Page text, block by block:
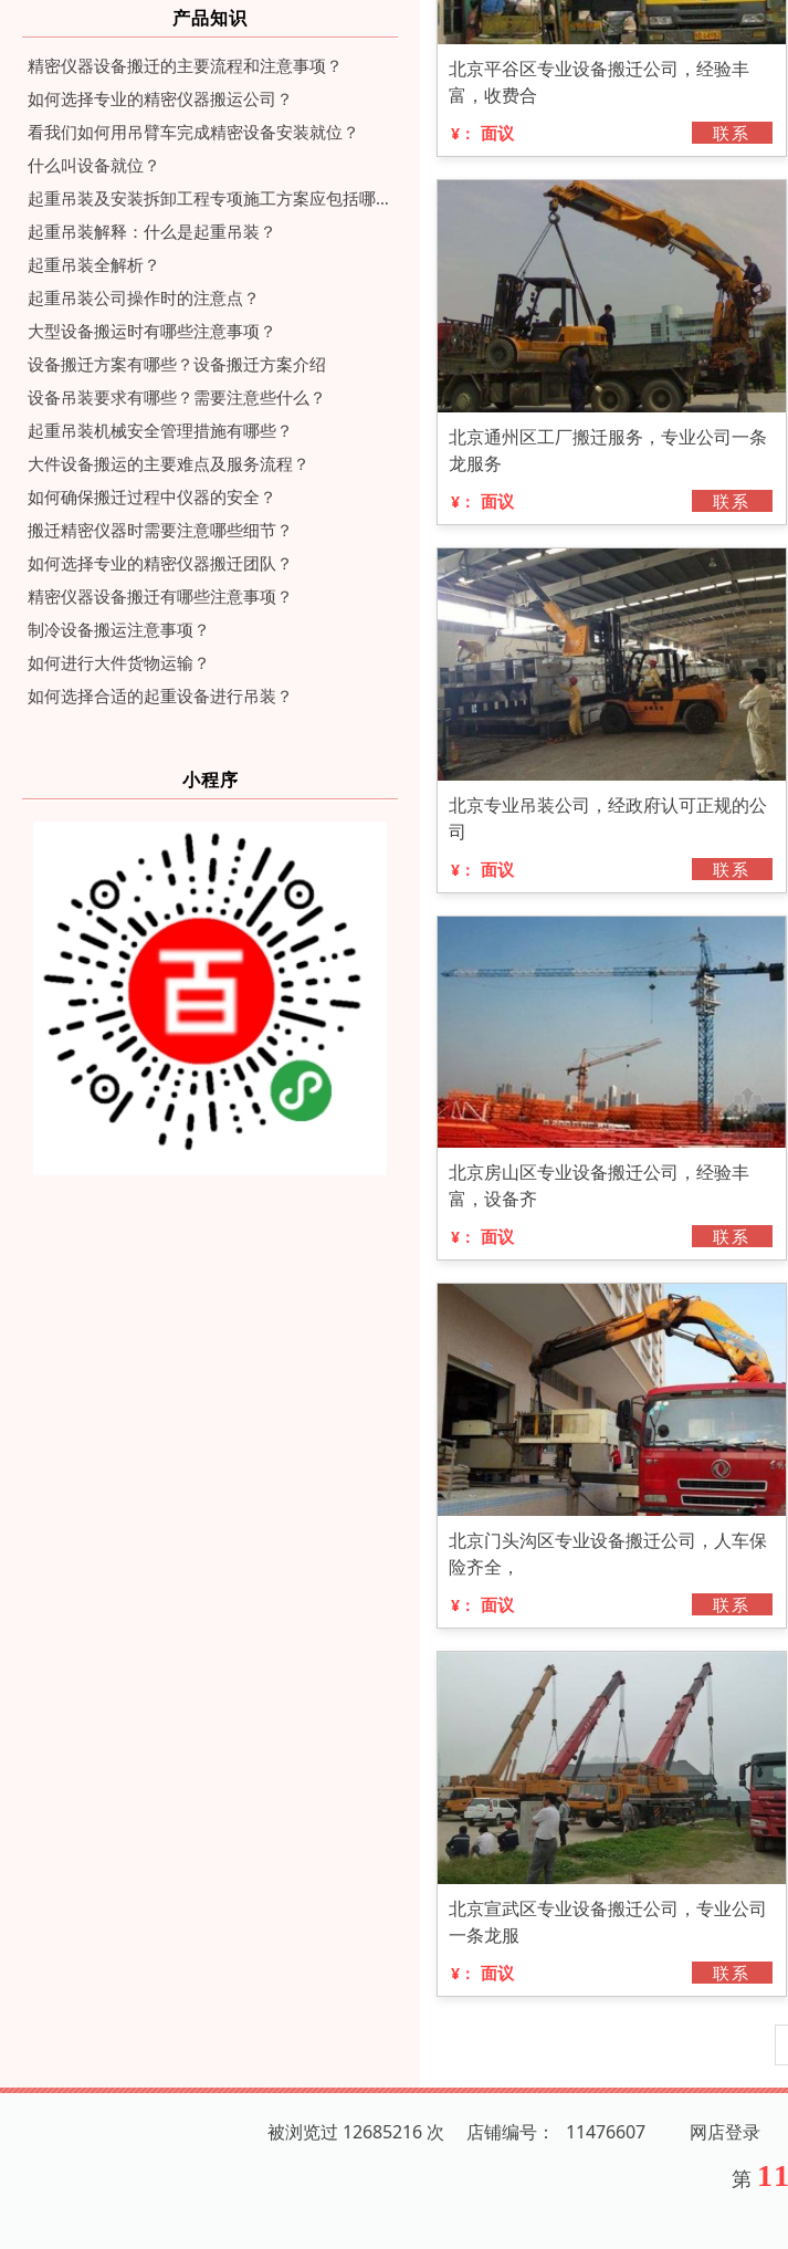
产品知识
精密仪器设备搬迁的主要流程和注意事项？
如何选择专业的精密仪器搬运公司？
看我们如何用吊臂车完成精密设备安装就位？
什么叫设备就位？
起重吊装及安装拆卸工程专项施工方案应包括哪些内容？
起重吊装解释：什么是起重吊装？
起重吊装全解析？
起重吊装公司操作时的注意点？
大型设备搬运时有哪些注意事项？
设备搬迁方案有哪些？设备搬迁方案介绍
设备吊装要求有哪些？需要注意些什么？
起重吊装机械安全管理措施有哪些？
大件设备搬运的主要难点及服务流程？
如何确保搬迁过程中仪器的安全？
搬迁精密仪器时需要注意哪些细节？
如何选择专业的精密仪器搬迁团队？
精密仪器设备搬迁有哪些注意事项？
制冷设备搬运注意事项？
如何进行大件货物运输？
如何选择合适的起重设备进行吊装？
小程序
北京平谷区专业设备搬迁公司，经验丰
富，收费合
¥： 面议 联系
北京通州区工厂搬迁服务，专业公司一条
龙服务
¥： 面议 联系
北京专业吊装公司，经政府认可正规的公
司
¥： 面议 联系
北京房山区专业设备搬迁公司，经验丰
富，设备齐
¥： 面议 联系
北京门头沟区专业设备搬迁公司，人车保
险齐全，
¥： 面议 联系
北京宣武区专业设备搬迁公司，专业公司
一条龙服
¥： 面议 联系
被浏览过 12685216 次 店铺编号： 11476607 网店登录
第 11